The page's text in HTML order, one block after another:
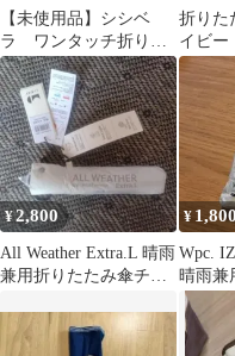
【未使用品】シシベ
ラ ワンタッチ折りた
たみ日傘 ダスティブ
ラウン×スノーグレー
折り
イビ
全遮
軽量
¥2,800
All Weather Extra.L 晴雨
兼用折りたたみ傘チェ
¥ 1,800
Wpc.
晴雨兼